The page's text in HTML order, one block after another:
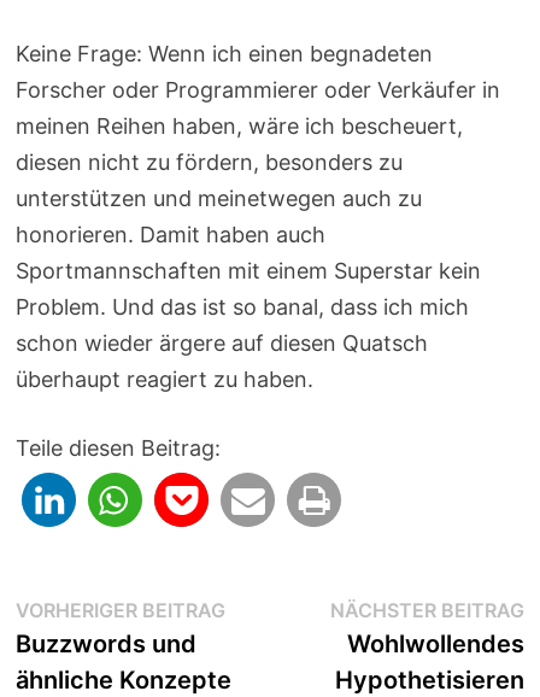
Keine Frage: Wenn ich einen begnadeten
Forscher oder Programmierer oder Verkäufer in
meinen Reihen haben, wäre ich bescheuert,
diesen nicht zu fördern, besonders zu
unterstützen und meinetwegen auch zu
honorieren. Damit haben auch
Sportmannschaften mit einem Superstar kein
Problem. Und das ist so banal, dass ich mich
schon wieder ärgere auf diesen Quatsch
überhaupt reagiert zu haben.
Teile diesen Beitrag:
Beitragsnavigation
VORHERIGER BEITRAG Vorheriger
Buzzwords und
ähnliche Konzepte
NÄCHSTER BEITRAG
Wohlwollendes
Hypothetisieren